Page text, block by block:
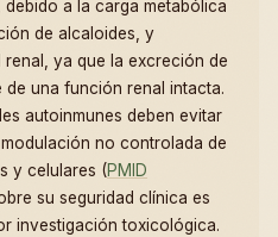
a la carga metabólica
de alcaloides, y
ya que la excreción de
una función renal intacta.
autoinmunes deben evitar
no controlada de
y celulares (PMID
su seguridad clínica es
investigación toxicológica.